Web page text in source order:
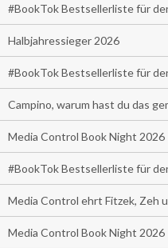
#BookTok Bestsellerliste für
Halbjahressieger 2026
#BookTok Bestsellerliste für
Campino, warum hast du das
Media Control Book Night 2026
#BookTok Bestsellerliste für
Media Control ehrt Fitzek, Zeh
Media Control Book Night 2026